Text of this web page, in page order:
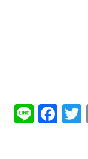
Li F